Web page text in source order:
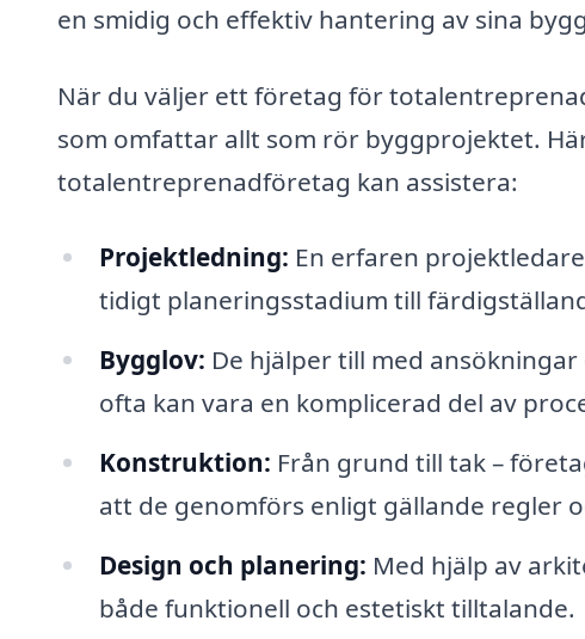
en smidig och effektiv hantering av sina
När du väljer ett företag för
som omfattar allt som rör byggprojektet.
totalentreprenadföretag kan assistera:
Projektledning: En erfaren
tidigt planeringsstadium till
Bygglov: De hjälper till med
ofta kan vara en komplicerad del av
Konstruktion: Från grund till tak –
att de genomförs enligt gällande regler
Design och planering: Med hjälp av
både funktionell och estetiskt tilltalande.